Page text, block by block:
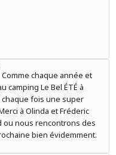
Comme chaque année et
Le Bel ÉTÉ à
chaque fois une super
à Olinda et Fréderic
ou nous rencontrons des
bien évidemment.